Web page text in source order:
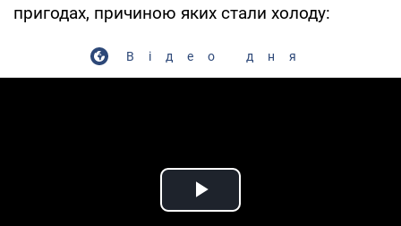
пригодах, причиною яких стали холоду:
Відео дня
Play Video